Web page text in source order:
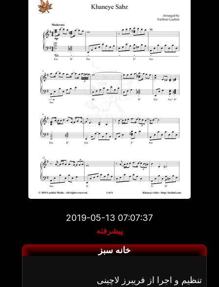
2019-05-13 07:07:37
پیشرفته
خانه سبز
تنظیم و اجرا از فریبرز لاچینی